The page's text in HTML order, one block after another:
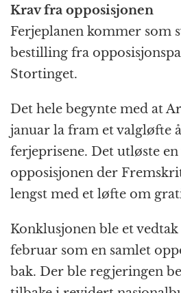
Krav fra opposisjonen
Ferjeplanen kommer som
bestilling fra
Stortinget.
Det hele begynte med at
januar la fram et valgløfte
ferjeprisene. Det utløste
opposisjonen der
lengst med et løfte om
Konklusjonen ble et
februar som en samlet
bak. Der ble regjeringen